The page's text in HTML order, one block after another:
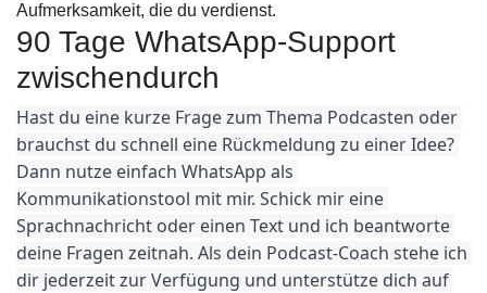
Aufmerksamkeit, die du verdienst.
90 Tage WhatsApp-Support
zwischendurch
Hast du eine kurze Frage zum Thema Podcasten oder
brauchst du schnell eine Rückmeldung zu einer Idee?
Dann nutze einfach WhatsApp als
Kommunikationstool mit mir. Schick mir eine
Sprachnachricht oder einen Text und ich beantworte
deine Fragen zeitnah. Als dein Podcast-Coach stehe ich
dir jederzeit zur Verfügung und unterstütze dich auf